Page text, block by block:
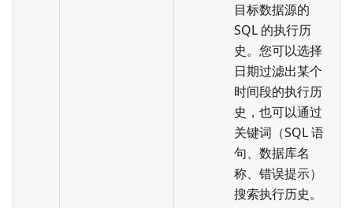
目标数据源的
SQL 的执行历
史。您可以选择
日期过滤出某个
时间段的执行历
史，也可以通过
关键词（SQL 语
句、数据库名
称、错误提示）
搜索执行历史。